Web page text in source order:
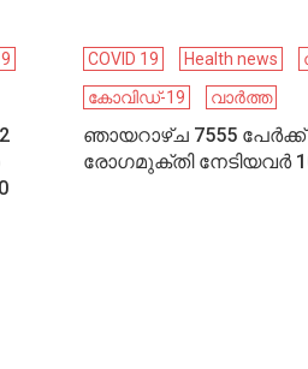
COVID 19 Health news
കോവിഡ്-19
വാർത്ത
ഞായറാഴ്ച 7555
രോഗമുക്തി നേടിയവര്‍